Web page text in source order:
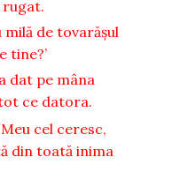
milă de tovarăşul
tine?’
dat pe mâna
ce datora.
cel ceresc,
din toată inima